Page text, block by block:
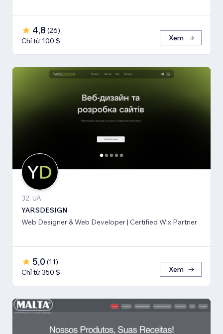
4,8 (26)
Chỉ từ 100 $
Xem
32, UA
YARSDESIGN
Web Designer & Web Developer | Certified Wix Partner
5,0 (11)
Chỉ từ 350 $
Xem